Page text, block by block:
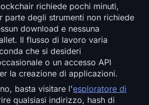
richiede pochi minuti,
parte degli strumenti non richiede
download e nessuna
Il flusso di lavoro varia
che si desideri
o un accesso API
la creazione di applicazioni.
basta visitare l'esploratore di
qualsiasi indirizzo, hash di